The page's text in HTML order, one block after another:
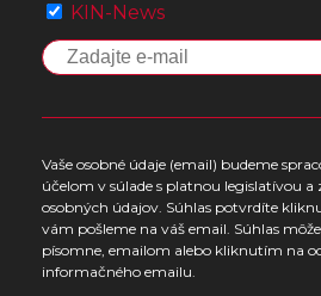
KIN-News
Vaše osobné údaje (email) budeme
účelom v súlade s platnou legislatívou a
osobných údajov. Súhlas potvrdíte
vám pošleme na váš email. Súhlas
písomne, emailom alebo kliknutím na
informačného emailu.